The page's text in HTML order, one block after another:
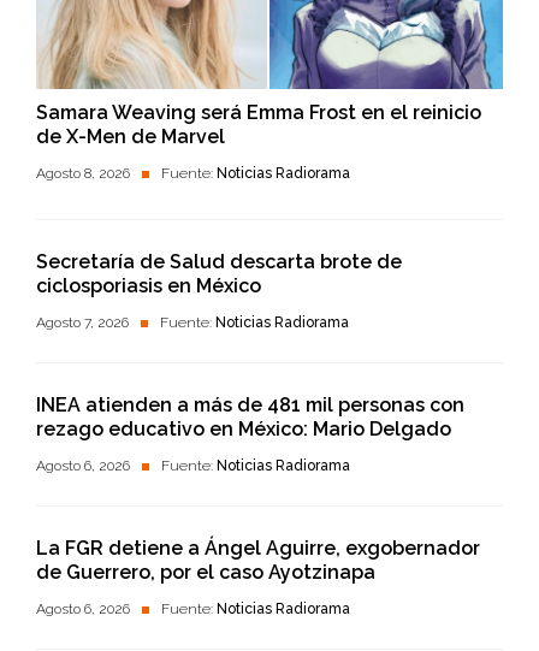
Samara Weaving será Emma Frost en el reinicio
de X-Men de Marvel
Agosto 8, 2026 Fuente: Noticias Radiorama
Secretaría de Salud descarta brote de
ciclosporiasis en México
Agosto 7, 2026 Fuente: Noticias Radiorama
INEA atienden a más de 481 mil personas con
rezago educativo en México: Mario Delgado
Agosto 6, 2026 Fuente: Noticias Radiorama
La FGR detiene a Ángel Aguirre, exgobernador
de Guerrero, por el caso Ayotzinapa
Agosto 6, 2026 Fuente: Noticias Radiorama